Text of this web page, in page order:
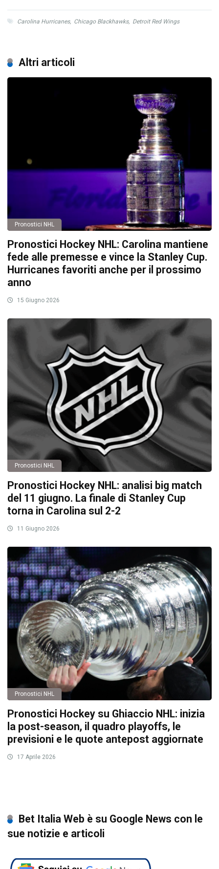
Carolina Hurricanes, Chicago Blackhawks, Detroit Red Wings
Altri articoli
Pronostici NHL
Pronostici Hockey NHL: Carolina mantiene
fede alle premesse e vince la Stanley Cup.
Hurricanes favoriti anche per il prossimo
anno
15 Giugno 2026
Pronostici NHL
Pronostici Hockey NHL: analisi big match
del 11 giugno. La finale di Stanley Cup
torna in Carolina sul 2-2
11 Giugno 2026
Pronostici NHL
Pronostici Hockey su Ghiaccio NHL: inizia
la post-season, il quadro playoffs, le
previsioni e le quote antepost aggiornate
17 Aprile 2026
Bet Italia Web è su Google News con le
sue notizie e articoli